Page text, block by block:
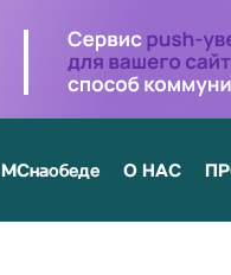
МСнаобеде О НАС